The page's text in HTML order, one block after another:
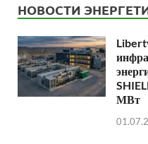
НОВОСТИ
МВт